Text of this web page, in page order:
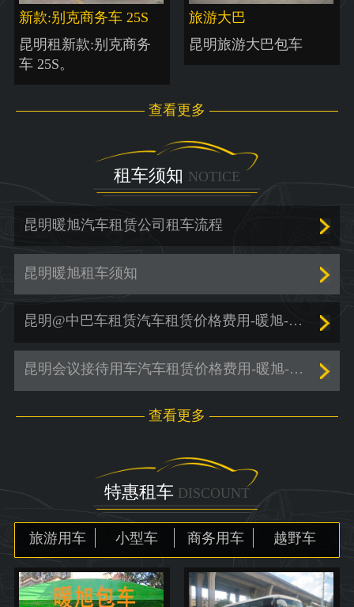
新款:别克商务车 25S
昆明租新款:别克商务
车 25S。
旅游大巴
昆明旅游大巴包车
查看更多
租车须知 NOTICE
昆明暖旭汽车租赁公司租车流程
昆明暖旭租车须知
昆明@中巴车租赁汽车租赁价格费用-暖旭-「商务车租赁」
昆明会议接待用车汽车租赁价格费用-暖旭-「包车出行」
查看更多
特惠租车 DISCOUNT
旅游用车 小型车 商务用车 越野车